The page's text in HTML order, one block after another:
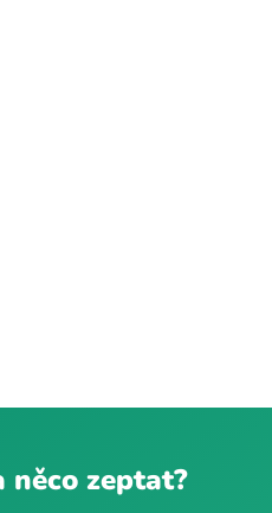
něco zeptat?